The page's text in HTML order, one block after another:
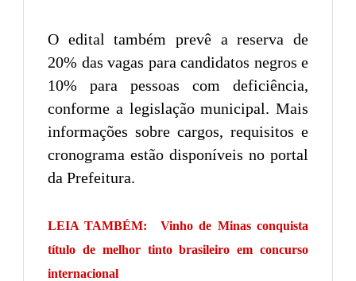
O edital também prevê a reserva de
20% das vagas para candidatos negros e
10% para pessoas com deficiência,
conforme a legislação municipal. Mais
informações sobre cargos, requisitos e
cronograma estão disponíveis no portal
da Prefeitura.
LEIA TAMBÉM:
Vinho de Minas conquista
título de melhor tinto brasileiro em concurso
internacional